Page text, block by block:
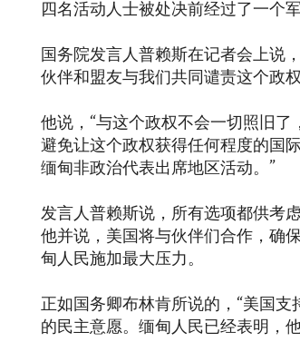
四名活动人士被处决前经过了一个
国务院发言人普赖斯在记者会上说
伙伴和盟友与我们共同谴责这个政
他说，“与这个政权不会一切照旧了
避免让这个政权获得任何程度的国
缅甸非政治代表出席地区活动。”
发言人普赖斯说，所有选项都供考
他并说，美国将与伙伴们合作，确
甸人民施加最大压力。
正如国务卿布林肯所说的，“美国
的民主意愿。缅甸人民已经表明，